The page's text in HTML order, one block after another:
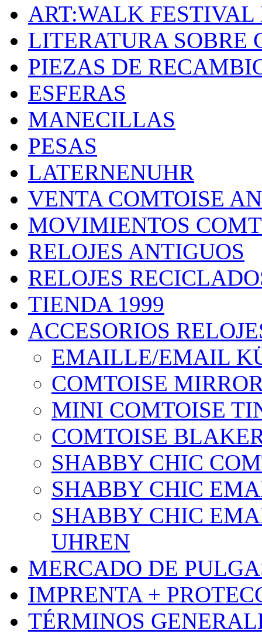
ART:WALK FESTIVAL
LITERATURA SOBRE
PIEZAS DE
ESFERAS
MANECILLAS
PESAS
LATERNENUHR
VENTA COMTOISE
MOVIMIENTOS
RELOJES ANTIGUOS
RELOJES
TIENDA 1999
ACCESORIOS
EMAILLE/EMAIL
COMTOISE
MINI COMTOISE
COMTOISE
SHABBY CHIC
SHABBY CHIC
SHABBY CHIC
UHREN
MERCADO DE
IMPRENTA +
TÉRMINOS